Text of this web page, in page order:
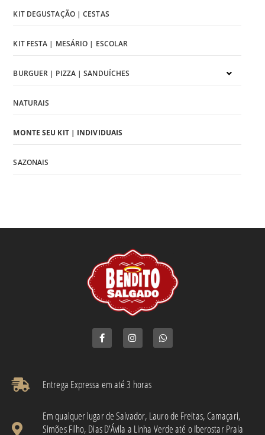
KIT DEGUSTAÇÃO | CESTAS
KIT FESTA | MESÁRIO | ESCOLAR
BURGUER | PIZZA | SANDUÍCHES
NATURAIS
MONTE SEU KIT | INDIVIDUAIS
SAZONAIS
Entrega Expressa em até 3 horas​
Em qualquer lugar de Salvador, Lauro de Freitas, Camaçari,
Simões Filho, Dias D’Ávila a Linha Verde até o Iberostar Praia